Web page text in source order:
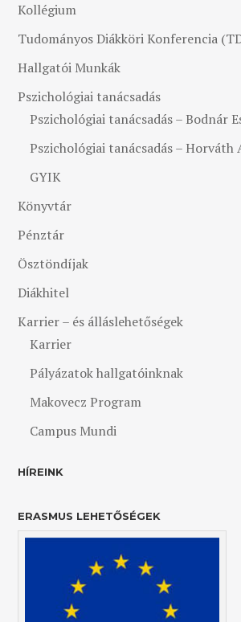
Kollégium
Tudományos Diákköri Konferencia
Hallgatói Munkák
Pszichológiai tanácsadás
Pszichológiai tanácsadás – Bodnár
Pszichológiai tanácsadás – Horváth
GYIK
Könyvtár
Pénztár
Ösztöndíjak
Diákhitel
Karrier – és álláslehetőségek
Karrier
Pályázatok hallgatóinknak
Makovecz Program
Campus Mundi
HÍREINK
ERASMUS LEHETŐSÉGEK